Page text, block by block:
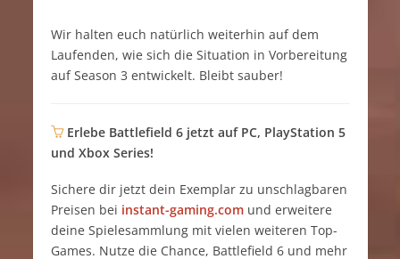
Wir halten euch natürlich weiterhin auf dem
Laufenden, wie sich die Situation in Vorbereitung
auf Season 3 entwickelt. Bleibt sauber!
Erlebe Battlefield 6 jetzt auf PC, PlayStation 5
und Xbox Series!
Sichere dir jetzt dein Exemplar zu unschlagbaren
Preisen bei instant-gaming.comund erweitere
deine Spielesammlung mit vielen weiteren Top-
Games. Nutze die Chance, Battlefield 6 und mehr